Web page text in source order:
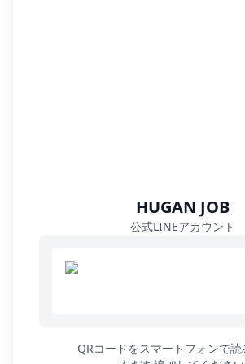
HUGAN JOB
公式LINEアカウント
QRコードをスマートフォンで読